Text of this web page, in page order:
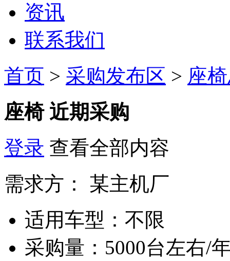
资讯
联系我们
首页 > 采购发布区 > 座
座椅 近期采购
登录 查看全部内容
需求方：
某主机厂
适用车型： 不限
采购量： 5000台左右/